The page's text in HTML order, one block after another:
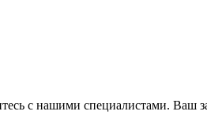
с нашими специалистами. Ваш